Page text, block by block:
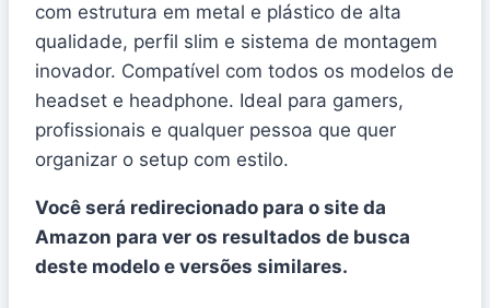
com estrutura em metal e plástico de alta
qualidade, perfil slim e sistema de montagem
inovador. Compatível com todos os modelos de
headset e headphone. Ideal para gamers,
profissionais e qualquer pessoa que quer
organizar o setup com estilo.
Você será redirecionado para o site da
Amazon para ver os resultados de busca
deste modelo e versões similares.